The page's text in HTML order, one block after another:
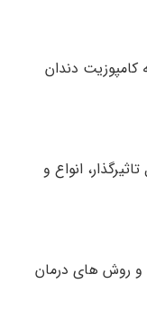
کامپوزیت دندان
انواع و
و روش های درمان